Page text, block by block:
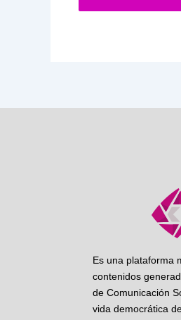
Es una plataforma
contenidos
de Comunicación
vida democrática